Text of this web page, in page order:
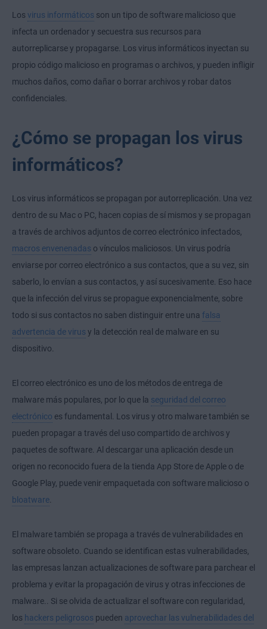
Los virus informáticos son un tipo de software malicioso que
infecta un ordenador y secuestra sus recursos para
autorreplicarse y propagarse. Los virus informáticos inyectan su
propio código malicioso en programas o archivos, y pueden infligir
muchos daños, como dañar o borrar archivos y robar datos
confidenciales.
¿Cómo se propagan los virus
informáticos?
Los virus informáticos se propagan por autorreplicación. Una vez
dentro de su Mac o PC, hacen copias de sí mismos y se propagan
a través de archivos adjuntos de correo electrónico infectados,
macros envenenadas o vínculos maliciosos. Un virus podría
enviarse por correo electrónico a sus contactos, que a su vez, sin
saberlo, lo envían a sus contactos, y así sucesivamente. Eso hace
que la infección del virus se propague exponencialmente, sobre
todo si sus contactos no saben distinguir entre una falsa
advertencia de virus y la detección real de malware en su
dispositivo.
El correo electrónico es uno de los métodos de entrega de
malware más populares, por lo que la seguridad del correo
electrónico es fundamental. Los virus y otro malware también se
pueden propagar a través del uso compartido de archivos y
paquetes de software. Al descargar una aplicación desde un
origen no reconocido fuera de la tienda App Store de Apple o de
Google Play, puede venir empaquetada con software malicioso o
bloatware.
El malware también se propaga a través de vulnerabilidades en
software obsoleto. Cuando se identifican estas vulnerabilidades,
las empresas lanzan actualizaciones de software para parchear el
problema y evitar la propagación de virus y otras infecciones de
malware.. Si se olvida de actualizar el software con regularidad,
los hackers peligrosos pueden aprovechar las vulnerabilidades del